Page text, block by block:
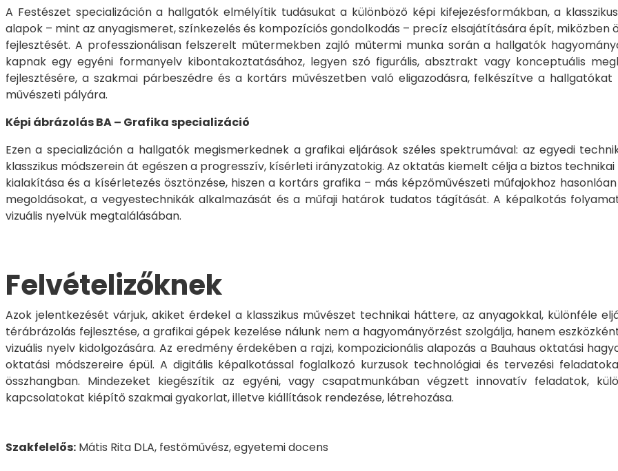
A Festészet specializáción a hallgatók elmélyítik tudásukat a különböző képi kifejezésformákban, a
alapok – mint az anyagismeret, színkezelés és kompozíciós gondolkodás – precíz elsajátítására épít,
fejlesztését. A professzionálisan felszerelt műtermekben zajló műtermi munka során a hallgatók
kapnak egy egyéni formanyelv kibontakoztatásához, legyen szó figurális, absztrakt vagy konceptuális
fejlesztésére, a szakmai párbeszédre és a kortárs művészetben való eligazodásra, felkészítve a
művészeti pályára.
Képi ábrázolás BA – Grafika specializáció
Ezen a specializáción a hallgatók megismerkednek a grafikai eljárások széles spektrumával: az egyedi
klasszikus módszerein át egészen a progresszív, kísérleti irányzatokig. Az oktatás kiemelt célja a biztos
kialakítása és a kísérletezés ösztönzése, hiszen a kortárs grafika – más képzőművészeti műfajokhoz
megoldásokat, a vegyestechnikák alkalmazását és a műfaji határok tudatos tágítását. A képalkotás
vizuális nyelvük megtalálásában.
Felvételizőknek
Azok jelentkezését várjuk, akiket érdekel a klasszikus művészet technikai háttere, az anyagokkal, különféle
térábrázolás fejlesztése, a grafikai gépek kezelése nálunk nem a hagyományőrzést szolgálja, hanem
vizuális nyelv kidolgozására. Az eredmény érdekében a rajzi, kompozicionális alapozás a Bauhaus oktatási
oktatási módszereire épül. A digitális képalkotással foglalkozó kurzusok technológiai és tervezési
összhangban. Mindezeket kiegészítik az egyéni, vagy csapatmunkában végzett innovatív feladatok,
kapcsolatokat kiépítő szakmai gyakorlat, illetve kiállítások rendezése, létrehozása.
Szakfelelős: Mátis Rita DLA, festőművész, egyetemi docens